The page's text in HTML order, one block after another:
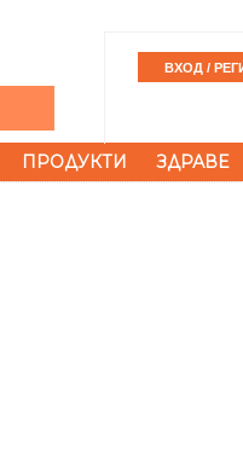
ПРОДУКТИ ЗДРАВЕ